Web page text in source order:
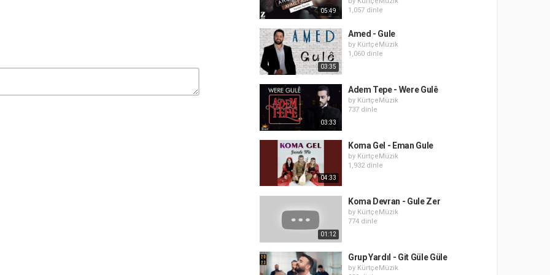
05:49
1,057 dinle
03:35
Amed - Gule
by KürtçeMüzik
1,060 dinle
03:33
Adem Tepe - Were Gulê
by KürtçeMüzik
737 dinle
04:33
Koma Gel - Eman Gule
by KürtçeMüzik
1,932 dinle
01:12
Koma Devran - Gule Zer
by KürtçeMüzik
774 dinle
Grup Yardıl - Git Güle Güle
by KürtçeMüzik